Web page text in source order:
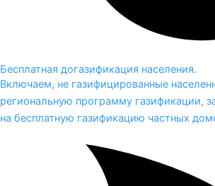
Бесплатная догазификация населения.
Включаем, не газифицированные
региональную программу газификации,
на бесплатную газификацию частных